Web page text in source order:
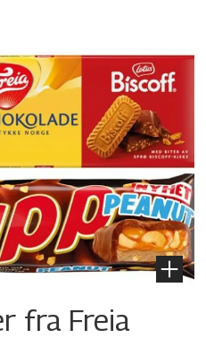
fra Freia